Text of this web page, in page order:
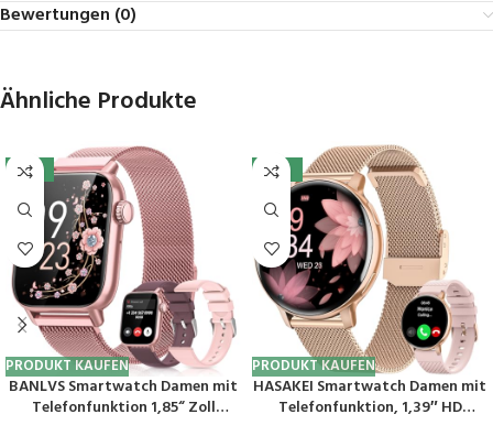
Bewertungen (0)
Ähnliche Produkte
-10%
PRODUKT KAUFEN
BANLVS Smartwatch Damen mit
Telefonfunktion 1,85“ Zoll
-20%
PRODUKT KAUFEN
HASAKEI Smartwatch Damen mit
Telefonfunktion, 1,39″ HD